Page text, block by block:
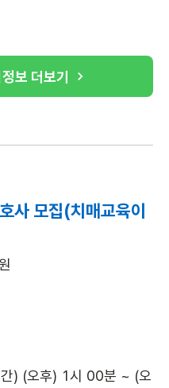
보 더보기
사 모집(치매교육이
) (오후) 1시 00분 ~ (오